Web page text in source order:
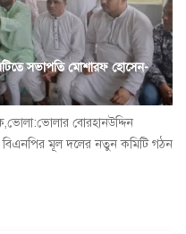
সভাপতি মোশারফ হোসেন-
বোরহানউদ্দিন
বিএনপির মূল দলের নতুন কমিটি গঠন